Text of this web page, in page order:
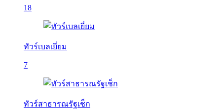
18
ทัวร์เบลเยี่ยม
7
ทัวร์สาธารณรัฐเช็ก